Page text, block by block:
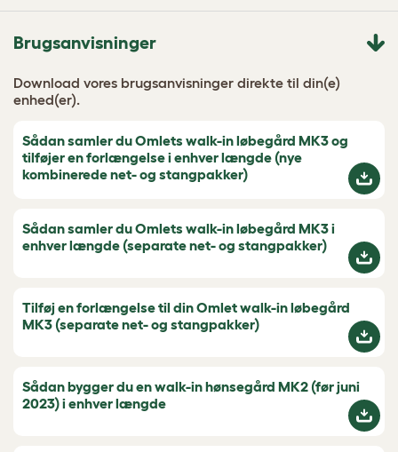
Brugsanvisninger
Download vores brugsanvisninger direkte til din(e)
enhed(er).
Sådan samler du Omlets walk-in løbegård MK3 og
tilføjer en forlængelse i enhver længde (nye
kombinerede net- og stangpakker)
Sådan samler du Omlets walk-in løbegård MK3 i
enhver længde (separate net- og stangpakker)
Tilføj en forlængelse til din Omlet walk-in løbegård
MK3 (separate net- og stangpakker)
Sådan bygger du en walk-in hønsegård MK2 (før juni
2023) i enhver længde